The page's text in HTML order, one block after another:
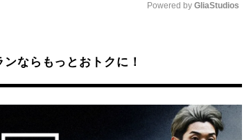
Powered by GliaStudios
ならもっとおトクに！